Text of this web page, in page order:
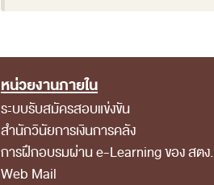
Footer Menu
หน่วยงานภายใน
ระบบรับสมัครสอบแข่งขัน
สำนักวินัยการเงินการคลัง
การฝึกอบรมผ่าน e-Learning ของ สตง.
Web Mail